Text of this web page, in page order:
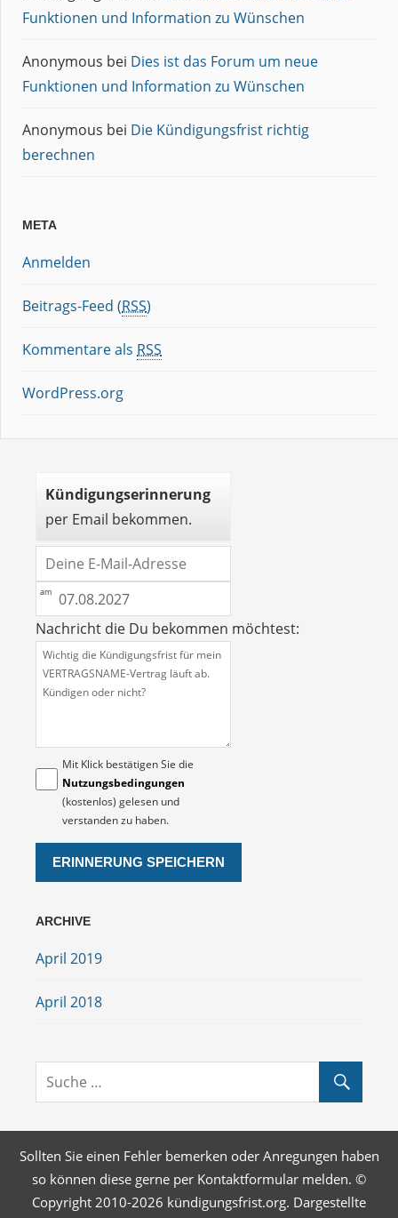
Funktionen und Information zu Wünschen
Anonymous bei Dies ist das Forum um neue
Funktionen und Information zu Wünschen
Anonymous bei Die Kündigungsfrist richtig
berechnen
META
Anmelden
Beitrags-Feed (RSS)
Kommentare als RSS
WordPress.org
Kündigungserinnerung
per Email bekommen.
Nachricht die Du bekommen möchtest:
Mit Klick bestätigen Sie die
Nutzungsbedingungen
(kostenlos) gelesen und
verstanden zu haben.
ARCHIVE
April 2019
April 2018
Sollten Sie einen Fehler bemerken oder Anregungen haben
so können diese gerne per Kontaktformular melden. ©
Copyright 2010-2026 kündigungsfrist.org. Dargestellte